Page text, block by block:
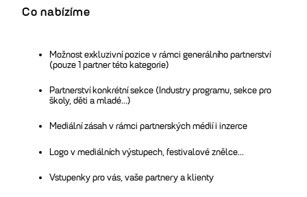
Co nabízíme
Možnost exkluzivní pozice v rámci generálního partnerství
(pouze 1 partner této kategorie)
Partnerství konkrétní sekce (Industry programu, sekce pro
školy, děti a mladé...)
Mediální zásah v rámci partnerských médií i inzerce
Logo v mediálních výstupech, festivalové znělce...
Vstupenky pro vás, vaše partnery a klienty